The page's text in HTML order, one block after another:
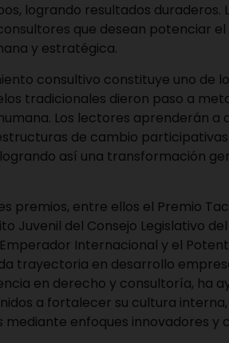
logrando resultados duraderos.
que desean potenciar
y estratégica.
consultivo constituye uno de
tradicionales dieron paso a
Los lectores aprenderán a
de cambio
así una transformación
premios, entre ellos el Premio
Juvenil del Consejo Legislativo del
Internacional y el
trayectoria en desarrollo
en derecho y consultoría, ha
a fortalecer su cultura
enfoques innovadores y